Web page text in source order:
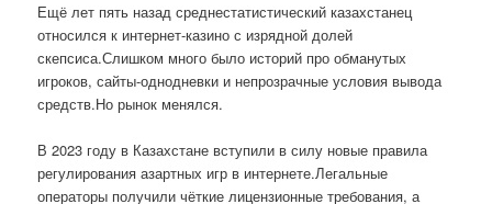
Ещё лет пять назад среднестатистический казахстанец
относился к интернет-казино с изрядной долей
скепсиса.Слишком много было историй про обманутых
игроков, сайты-однодневки и непрозрачные условия вывода
средств.Но рынок менялся.
В 2023 году в Казахстане вступили в силу новые правила
регулирования азартных игр в интернете.Легальные
операторы получили чёткие лицензионные требования, а